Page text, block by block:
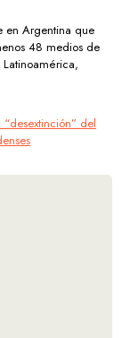
en Argentina que
48 medios de
del